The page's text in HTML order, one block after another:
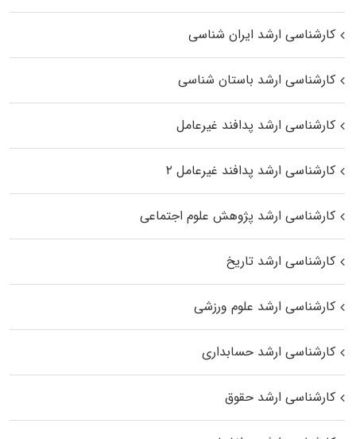
کارشناسی ارشد ایران شناسی
کارشناسی ارشد باستان شناسی
کارشناسی ارشد پدافند غیرعامل
کارشناسی ارشد پدافند غیرعامل ۲
کارشناسی ارشد پژوهش علوم اجتماعی
کارشناسی ارشد تاریخ
کارشناسی ارشد علوم ورزشی
کارشناسی ارشد حسابداری
کارشناسی ارشد حقوق